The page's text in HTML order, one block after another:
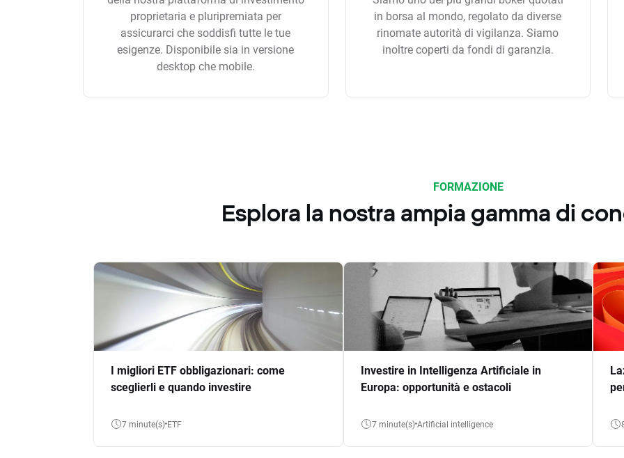
proprietaria e pluripremiata per
assicurarci che soddisfi tutte le tue
esigenze. Disponibile sia in versione
desktop che mobile.
in borsa al mondo, regolato da diverse
rinomate autorità di vigilanza. Siamo
inoltre coperti da fondi di garanzia.
FORMAZIONE
Esplora la nostra ampia gamma di
I migliori ETF obbligazionari: come
sceglierli e quando investire
7 minute(s) ETF
Investire in Intelligenza Artificiale in
Europa: opportunità e ostacoli
7 minute(s) Artificial intelligence